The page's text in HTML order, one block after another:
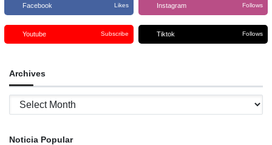
Facebook Likes Instagram Follows
Youtube Subscribe Tiktok Follows
Archives
Archives
Noticia Popular